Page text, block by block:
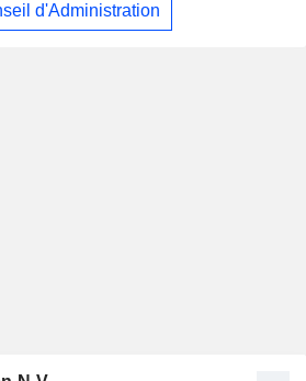
d'Administration